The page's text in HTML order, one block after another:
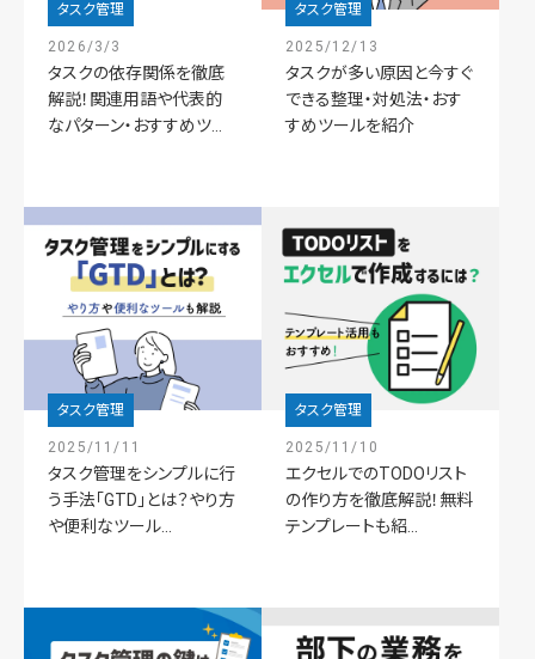
タスク管理
2026/3/3
タスクの依存関係を徹底
解説！関連用語や代表的
なパターン・おすすめツ...
タスク管理
2025/12/13
タスクが多い原因と今すぐ
できる整理・対処法・おす
すめツールを紹介
タスク管理
2025/11/11
タスク管理をシンプルに行
う手法「GTD」とは？やり方
や便利なツール...
タスク管理
2025/11/10
エクセルでのTODOリスト
の作り方を徹底解説！無料
テンプレートも紹...